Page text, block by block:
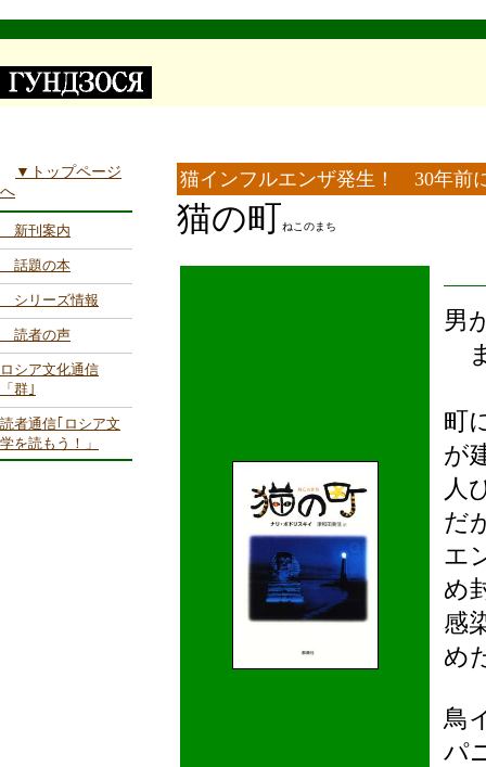
▼トップページ
へ
新刊案内
話題の本
シリーズ情報
読者の声
ロシア文化通信
「群｣
読者通信｢ロシア文
学を読もう！」
猫インフルエンザ発生！ 30年前
猫の町ねこのまち
男
町
が
人
だ
エ
め
感
め
鳥
パ